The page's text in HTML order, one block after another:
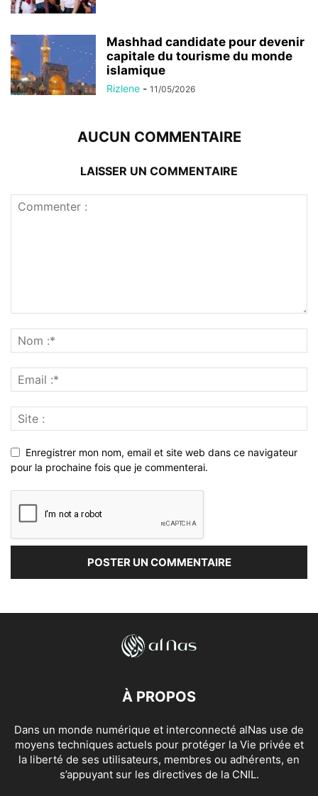
Mashhad candidate pour devenir
capitale du tourisme du monde
islamique
Rizlene - 11/05/2026
AUCUN COMMENTAIRE
LAISSER UN COMMENTAIRE
Enregistrer mon nom, email et site web dans ce navigateur
pour la prochaine fois que je commenterai.
À PROPOS
Dans un monde numérique et interconnecté alNas use de
moyens techniques actuels pour protéger la Vie privée et
la liberté de ses utilisateurs, membres ou adhérents, en
s’appuyant sur les directives de la CNIL.